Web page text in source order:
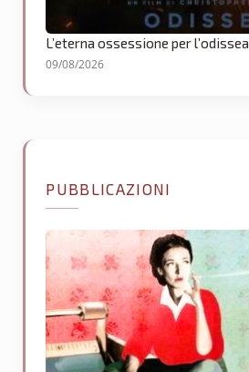
L’eterna ossessione per l’odissea
09/08/2026
PUBBLICAZIONI